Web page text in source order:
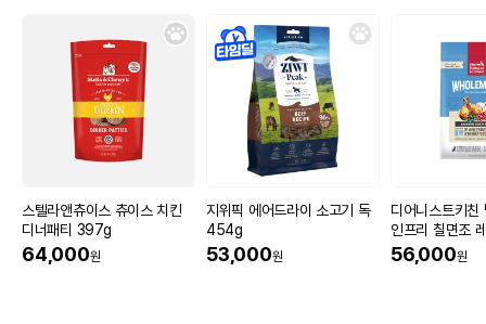
스텔라앤츄이스 츄이스 치킨
디너패티 397g
64,000원
지위픽 에어드라이 소고기 독
454g
53,000원
디어니스트키친
인프리 칠면조
56,000원